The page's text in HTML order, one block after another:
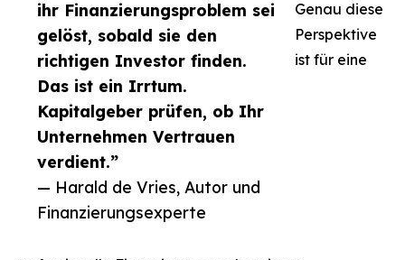
ihr Finanzierungsproblem sei
gelöst, sobald sie den
richtigen Investor finden.
Das ist ein Irrtum.
Kapitalgeber prüfen, ob Ihr
Unternehmen Vertrauen
verdient.”
— Harald de Vries, Autor und
Finanzierungsexperte
Genau diese
Perspektive
ist für eine